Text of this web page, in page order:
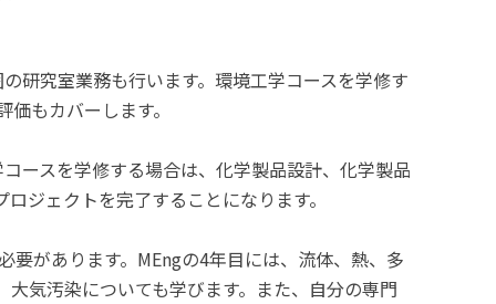
研究室業務も行います。環境工学コースを学修す
もカバーします。
ースを学修する場合は、化学製品設計、化学製品
ジェクトを完了することになります。
があります。MEngの4年目には、流体、熱、多
気汚染についても学びます。また、自分の専門